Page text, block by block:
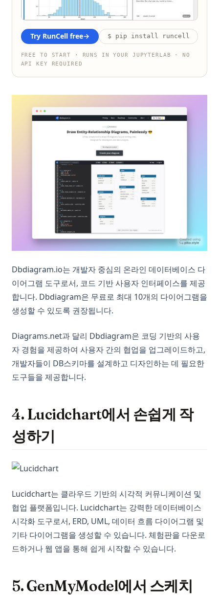
Try RunCell free→ $ pip install runcell
FREE TO START · RUNS IN YOUR JUPYTERLAB · NO
API KEY REQUIRED
Dbdiagram.io는 개발자 중심의 온라인 데이터베이스 다
이어그램 도구로서, 코드 기반 사용자 인터페이스를 제공
합니다. Dbdiagram은 무료로 최대 10개의 다이어그램을
생성할 수 있도록 권장됩니다.
Diagrams.net과 달리 Dbdiagram은 코딩 기반의 사용
자 경험을 제공하여 사용자 간의 협업을 업그레이드하고,
개발자들이 DB스키마를 설계하고 디자인하는 데 필요한
도구들을 제공합니다.
4. Lucidchart에서 손쉽게 작
성하기
Lucidchart는 클라우드 기반의 시각적 커뮤니케이션 및
협업 플랫폼입니다. Lucidchart는 강력한 데이터베이스
시각화 도구로서, ERD, UML, 데이터 흐름 다이어그램 및
기타 다이어그램을 생성할 수 있습니다. 체험판을 다운로
드하거나 웹 앱을 통해 쉽게 시작할 수 있습니다.
5. GenMyModel에서 스케치